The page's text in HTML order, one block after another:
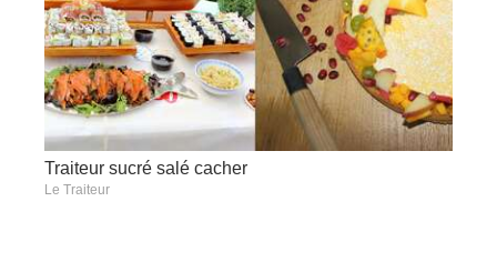
Traiteur sucré salé cacher
Le Traiteur